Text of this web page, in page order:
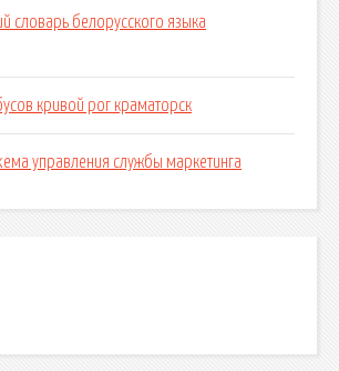
словарь белорусского языка
кривой рог краматорск
управления службы маркетинга